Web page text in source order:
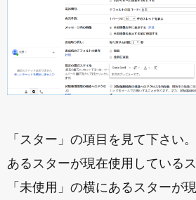
「スター」の項目を見て下さい
あるスターが現在使用している
「未使用」の横にあるスターが